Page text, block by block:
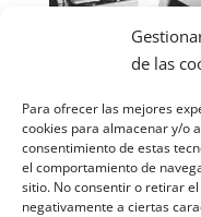
de las
Para ofrecer las mejores
cookies para almacenar y/o
consentimiento de estas
el comportamiento de
sitio. No consentir o retirar
negativamente a ciertas